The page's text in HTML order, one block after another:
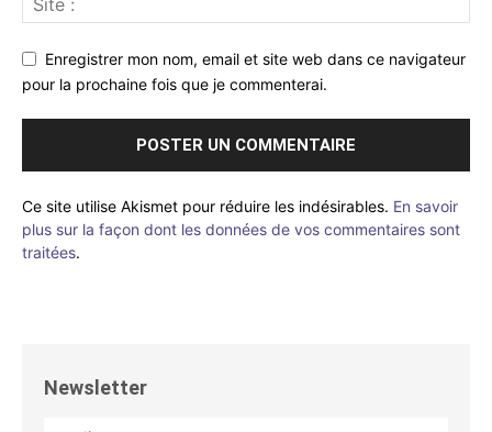
Enregistrer mon nom, email et site web dans ce navigateur
pour la prochaine fois que je commenterai.
Ce site utilise Akismet pour réduire les indésirables. En savoir
plus sur la façon dont les données de vos commentaires sont
traitées.
Newsletter